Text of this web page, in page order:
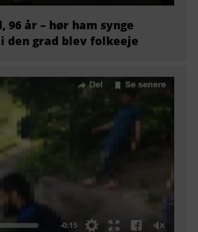
96 år – hør ham synge
den grad blev folkeeje